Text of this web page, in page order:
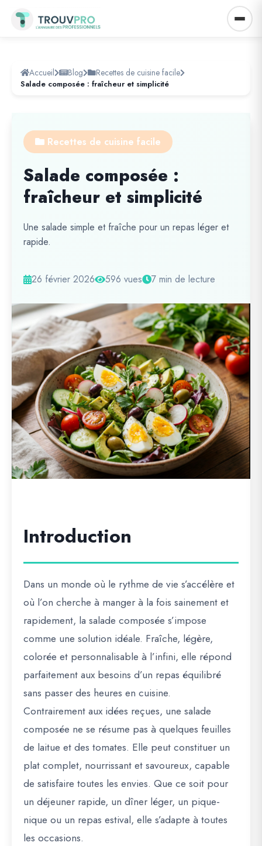
Accueil Blog Recettes de cuisine facile
Salade composée : fraîcheur et simplicité
Recettes de cuisine facile
Salade composée :
fraîcheur et simplicité
Une salade simple et fraîche pour un repas léger et
rapide.
26 février 2026 596 vues 7 min de lecture
Introduction
Dans un monde où le rythme de vie s’accélère et
où l’on cherche à manger à la fois sainement et
rapidement, la salade composée s’impose
comme une solution idéale. Fraîche, légère,
colorée et personnalisable à l’infini, elle répond
parfaitement aux besoins d’un repas équilibré
sans passer des heures en cuisine.
Contrairement aux idées reçues, une salade
composée ne se résume pas à quelques feuilles
de laitue et des tomates. Elle peut constituer un
plat complet, nourrissant et savoureux, capable
de satisfaire toutes les envies. Que ce soit pour
un déjeuner rapide, un dîner léger, un pique-
nique ou un repas estival, elle s’adapte à toutes
les occasions.